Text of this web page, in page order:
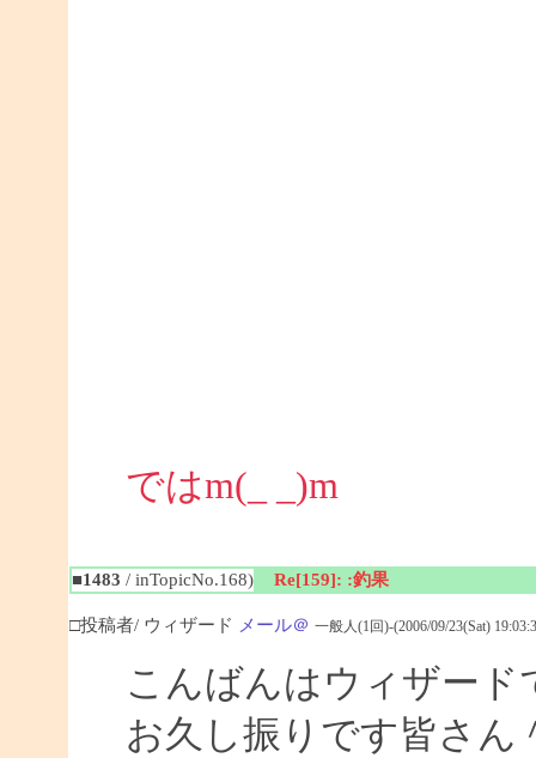
ではm(_ _)m
■1483 / inTopicNo.168) Re[159]: :釣果
□投稿者/ ウィザード メール＠ 一般人(1回)-(2006/09/23(Sat)
こんばんはウィザード
お久し振りです皆さん